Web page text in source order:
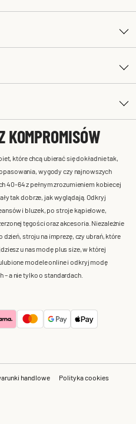
KOMPROMISÓW
które chcą ubierać się dokładnie tak,
wygody czy najnowszych
40-64 z pełnym zrozumieniem kobiecej
tak dobrze, jak wyglądają. Odkryj
i bluzek, po stroje kąpielowe,
tęgości oraz akcesoria. Niezależnie
stroju na imprezę, czy ubrań, które
u nas modę plus size, w której
modele online i odkryj modę
a nie tylko o standardach.
handlowe
Polityka cookies